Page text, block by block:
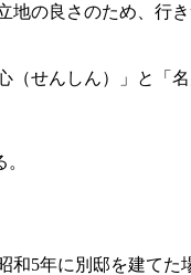
の良さのため、行
せんしん）」と「
5年に別邸を建てた